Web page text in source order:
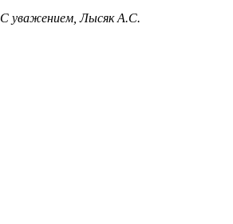
С уважением,Лысяк А.С.